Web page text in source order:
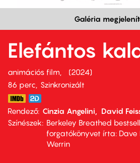
Galéria
Elefántos
animációs film
2024
86 perc,
Szinkronizált
Rendező Cinzia Angelini
David
Színészek
Berkeley Breathed
forgatókönyvet írta: Dave
Werrin